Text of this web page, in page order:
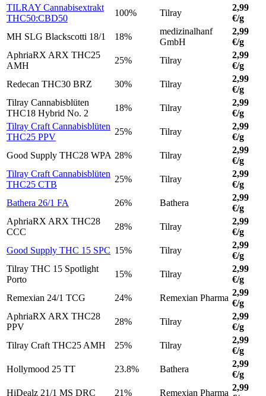
TILRAY Cannabisextrakt
THC50:CBD50
100% Tilray
2,99
€/g
MH SLG Blackscotti 18/1
18%
medizinalhanf
GmbH
2,99
€/g
AphriaRX ARX THC25
AMH
25% Tilray
2,99
€/g
Redecan THC30 BRZ
30% Tilray
2,99
€/g
Tilray Cannabisblüten
THC18 Hybrid No. 2
18% Tilray
2,99
€/g
Tilray Craft Cannabisblüten
THC25 PPV
25% Tilray
2,99
€/g
Good Supply THC28 WPA 28% Tilray
2,99
€/g
Tilray Craft Cannabisblüten
THC25 CTB
25% Tilray
2,99
€/g
Bathera 26/1 FA
26% Bathera
2,99
€/g
AphriaRX ARX THC28
CCC
28% Tilray
2,99
€/g
Good Supply THC 15 SPC 15% Tilray
2,99
€/g
Tilray THC 15 Spotlight
Porto
15% Tilray
2,99
€/g
Remexian 24/1 TCG
24% Remexian Pharma
2,99
€/g
AphriaRX ARX THC28
PPV
28% Tilray
2,99
€/g
Tilray Craft THC25 AMH
25% Tilray
2,99
€/g
Hollymood 25 TT
23.8% Bathera
2,99
€/g
HiDealz 21/1 MS DRC
21% Remexian Pharma
2,99